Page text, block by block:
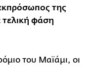
της
φάση
του Μαϊάμι, οι